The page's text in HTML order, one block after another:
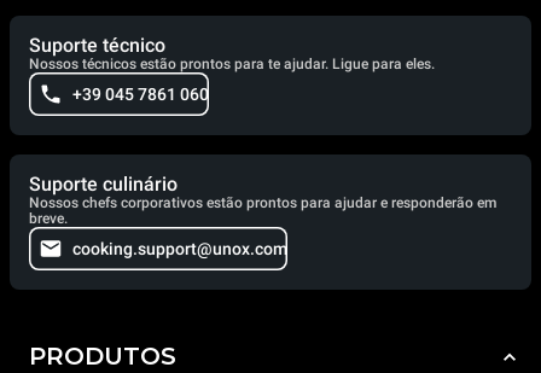
Suporte técnico
Nossos técnicos estão prontos para te ajudar. Ligue para eles.
+39 045 7861 060
Suporte culinário
Nossos chefs corporativos estão prontos para ajudar e responderão em
breve.
cooking.support@unox.com
PRODUTOS